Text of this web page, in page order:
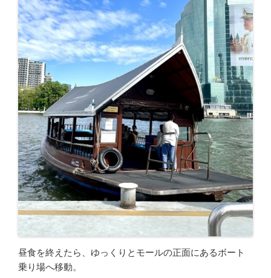
昼食を終えたら、ゆっくりとモールの正面にあるボート
乗り場へ移動。